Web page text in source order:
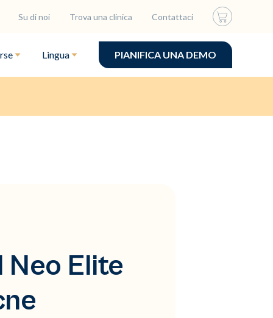
Su di noi Trova una clinica Contattaci
Lingua PIANIFICA UNA DEMO
Elite